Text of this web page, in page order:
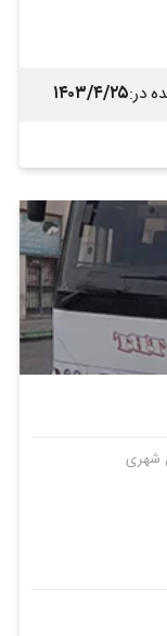
در:۱۴۰۳/۴/۲۵
شهری